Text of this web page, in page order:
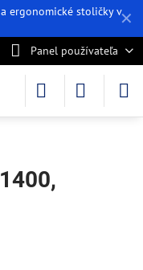
✕
ergonomické stoličky v
Panel používateľa